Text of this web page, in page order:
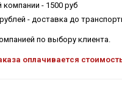
- 1500 руб
- доставка до
по выбору клиента.
оплачивается